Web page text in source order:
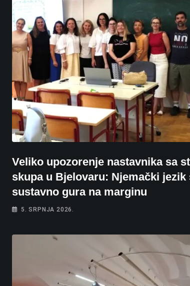
Veliko upozorenje nastavnika sa
skupa u Bjelovaru: Njemački jezik
sustavno gura na marginu
5. SRPNJA 2026.